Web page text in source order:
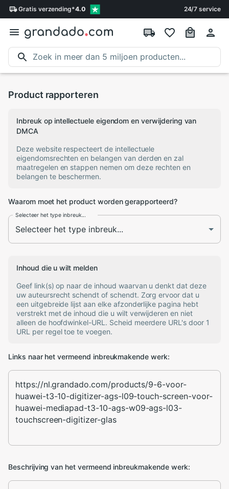
Gratis verzending*4.0 24/7 service
Product rapporteren
Inbreuk op intellectuele eigendom en verwijdering van
DMCA
Deze website respecteert de intellectuele
eigendomsrechten en belangen van derden en zal
maatregelen en stappen nemen om deze rechten en
belangen te beschermen.
Waarom moet het product worden gerapporteerd?
Selecteer het type inbreuk...
Inhoud die u wilt melden
Geef link(s) op naar de inhoud waarvan u denkt dat deze
uw auteursrecht schendt of schendt. Zorg ervoor dat u
een uitgebreide lijst aan elke afzonderlijke pagina hebt
verstrekt met de inhoud die u wilt verwijderen en niet
alleen de hoofdwinkel-URL. Scheid meerdere URL's door 1
URL per regel toe te voegen.
Links naar het vermeend inbreukmakende werk:
Beschrijving van het vermeend inbreukmakende werk: